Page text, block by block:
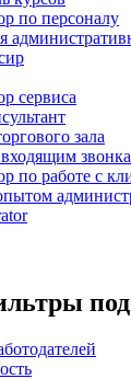
по персоналу
сервиса
зала
по работе с